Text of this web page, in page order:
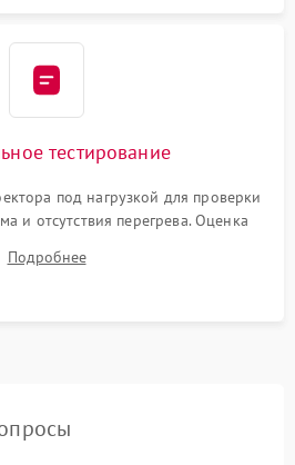
тестирование
под нагрузкой для проверки
и отсутствия перегрева. Оценка
и цветопередачи на тестовых
всех видеовходов и кнопок
Подробнее